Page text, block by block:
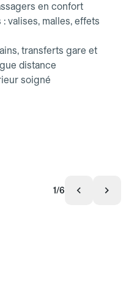
en confort
valises, malles, effets
transferts gare et
distance
soigné
1/6